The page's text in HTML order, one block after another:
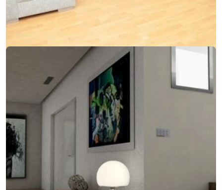
Keď sa do modernej sedačky integruje kreslo aj
gauč